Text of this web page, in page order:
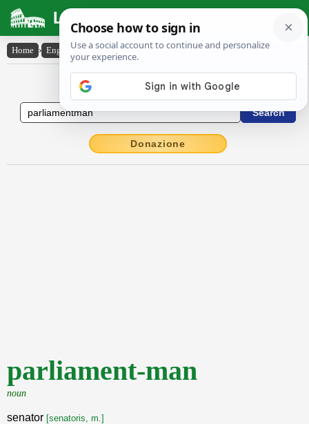
Latin Dictionary
Home › English-Latin › parliament-man
English to Latin Dictionary
Donazione
parliament-man
noun
senator [senatoris, m.]